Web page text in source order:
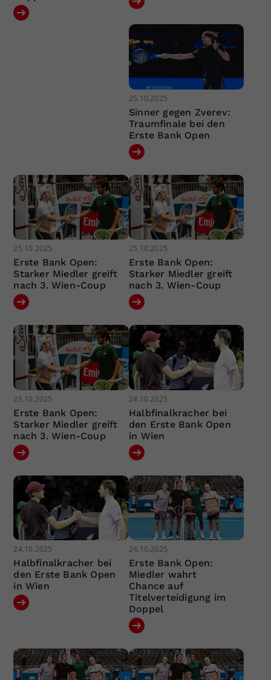
25.10.2025
Sinner gegen Zverev:
Traumfinale bei den
Erste Bank Open
25.10.2025
Erste Bank Open:
Starker Miedler greift
nach 3. Wien-Coup
25.10.2025
Erste Bank Open:
Starker Miedler greift
nach 3. Wien-Coup
25.10.2025
Erste Bank Open:
Starker Miedler greift
nach 3. Wien-Coup
24.10.2025
Halbfinalkracher bei
den Erste Bank Open
in Wien
24.10.2025
Halbfinalkracher bei
den Erste Bank Open
in Wien
24.10.2025
Erste Bank Open:
Miedler wahrt
Chance auf
Titelverteidigung im
Doppel